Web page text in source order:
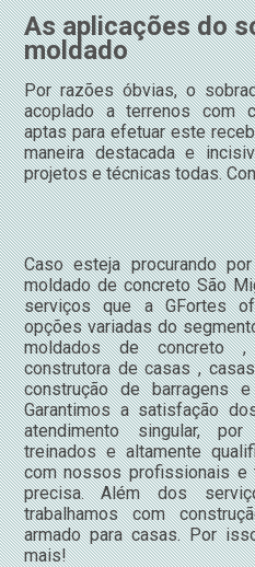
As aplicações do
moldado
Por razões óbvias, o
acoplado a terrenos com
aptas para efetuar este
maneira destacada e
projetos e técnicas todas.
Caso esteja procurando
moldado de concreto São
serviços que a GFortes
opções variadas do
moldados de concreto
construtora de casas ,
construção de barragens
Garantimos a satisfação
atendimento singular,
treinados e altamente
com nossos profissionais e
precisa. Além dos
trabalhamos com
armado para casas. Por
mais!